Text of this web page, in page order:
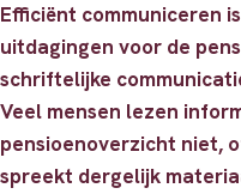
Efficiënt communiceren
uitdagingen voor de
schriftelijke
Veel mensen lezen
pensioenoverzicht niet,
spreekt dergelijk